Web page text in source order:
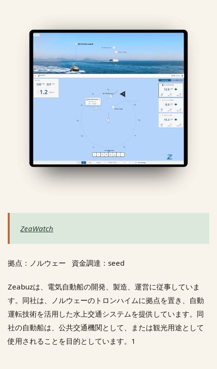
ZeaWatch
拠点：ノルウェー 資金調達：seed
Zeabuzは、電気自動船の開発、製造、運営に従事していま
す。同社は、ノルウェーのトロンハイムに拠点を置き、自動
運転技術を活用した水上交通システムを提供しています。同
社の自動船は、公共交通機関として、または観光用途として
使用されることを目的としています。1